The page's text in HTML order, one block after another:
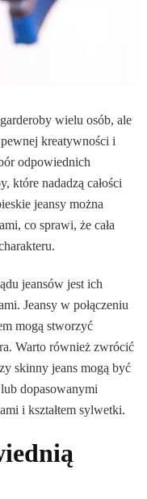
wielu osób, ale
kreatywności i
odpowiednich
które nadadzą całości
jeansy można
co sprawi, że cała
jeansów jest ich
Jeansy w połączeniu
mogą stworzyć
Warto również zwrócić
skinny jeans mogą być
dopasowanymi
i kształtem sylwetki.